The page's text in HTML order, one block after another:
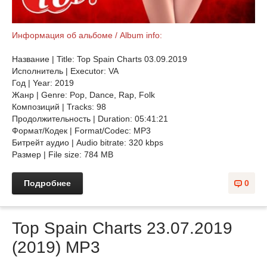
Информация об альбоме / Album info:
Название | Title: Top Spain Charts 03.09.2019
Исполнитель | Executor: VA
Год | Year: 2019
Жанр | Genre: Pop, Dance, Rap, Folk
Композиций | Tracks: 98
Продолжительность | Duration: 05:41:21
Формат/Кодек | Format/Codec: MP3
Битрейт аудио | Audio bitrate: 320 kbps
Размер | File size: 784 MB
0
Подробнее
Top Spain Charts 23.07.2019
(2019) MP3